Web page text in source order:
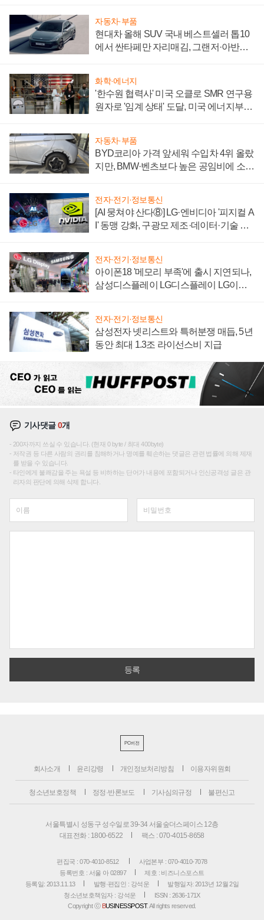
자동차·부품
현대차 올해 SUV 국내 베스트셀러 톱10
에서 싼타페만 자리매김, 그랜저·아반떼
화학·에너지
'한수원 협력사' 미국 오클로 SMR 연구용
원자로 '임계 상태' 도달, 미국 에너지부
자동차·부품
BYD코리아 가격 앞세워 수입차 4위 올랐
지만, BMW·벤츠보다 높은 공임비에 소비
전자·전기·정보통신
[AI 뭉쳐야 산다⑧] LG·엔비디아 '피지컬 A
I' 동맹 강화, 구광모 제조·데이터·기술 결
전자·전기·정보통신
아이폰18 '메모리 부족'에 출시 지연되나,
삼성디스플레이 LG디스플레이 LG이노
전자·전기·정보통신
삼성전자 넷리스트와 특허분쟁 매듭, 5년
동안 최대 1.3조 라이선스비 지급
기사댓글0개
200자까지 쓰실 수 있습니다. (현재 0 byte / 최대 400byte)
저작권 등 다른 사람의 권리를 침해하거나 명예를 훼손하는 댓글은 관련 법률에 의해 제재
를 받을 수 있습니다.
타인에게 불쾌감을 주는 욕설 등 비하하는 단어가 내용에 포함되거나 인신공격성 글은 관
리자의 판단에 의해 삭제 합니다.
PC버전
회사소개 윤리강령 개인정보처리방침 이용자위원회
청소년보호정책 정정·반론보도 기사심의규정 불편신고
서울특별시 성동구 성수일로 39-34 서울숲더스페이스 12층
대표전화 : 1800-6522
팩스 : 070-4015-8658
편집국 : 070-4010-8512
사업본부 : 070-4010-7078
등록번호 : 서울 아 02897
제호 : 비즈니스포스트
등록일: 2013.11.13
발행·편집인 : 강석운
발행일자: 2013년 12월 2일
청소년보호책임자 : 강석운
ISSN : 2636-171X
Copyright ⓒ BUSINESSPOST. All rights reserved.